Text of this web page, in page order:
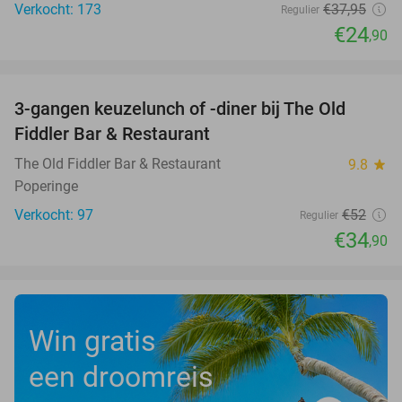
Verkocht: 173 Regulier €37,95
€24,90
3-gangen keuzelunch of -diner bij The Old
Fiddler Bar & Restaurant
The Old Fiddler Bar & Restaurant 9.8 star
Poperinge
Verkocht: 97
Regulier €52
€34,90
Win gratis
een droomreis